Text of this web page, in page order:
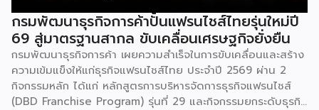
วงจร […]
กรมพัฒนาธุรกิจการค้าปั้นแฟรนไชส์ไทยรุ่นใหม่ปี
69 สู่มาตรฐานสากล ขับเคลื่อนเศรษฐกิจยั่งยืน
กรมพัฒนาธุรกิจการค้า เผยความสำเร็จในการขับเคลื่อนและสร้าง
ความเข้มแข็งให้แก่ธุรกิจแฟรนไชส์ไทย ประจำปี 2569 ผ่าน 2
กิจกรรมหลัก ได้แก่ หลักสูตรการบริหารจัดการธุรกิจแฟรนไชส์
(DBD Franchise Program) รุ่นที่ 29 และกิจกรรมยกระดับธุรกิจ